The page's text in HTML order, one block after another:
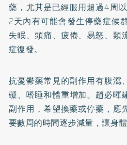
藥，尤其是已經服用超過4周
2天內有可能會發生停藥症候
失眠、頭痛、疲倦、易怒、類
症復發。
抗憂鬰藥常見的副作用有腹瀉
礙、嗜睡和體重增加。趙必暉
副作用，希望換藥或停藥，應
要數周的時間逐步減量，讓身體